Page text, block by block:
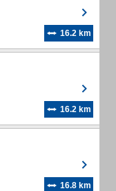
16.2 km
16.2 km
16.8 km